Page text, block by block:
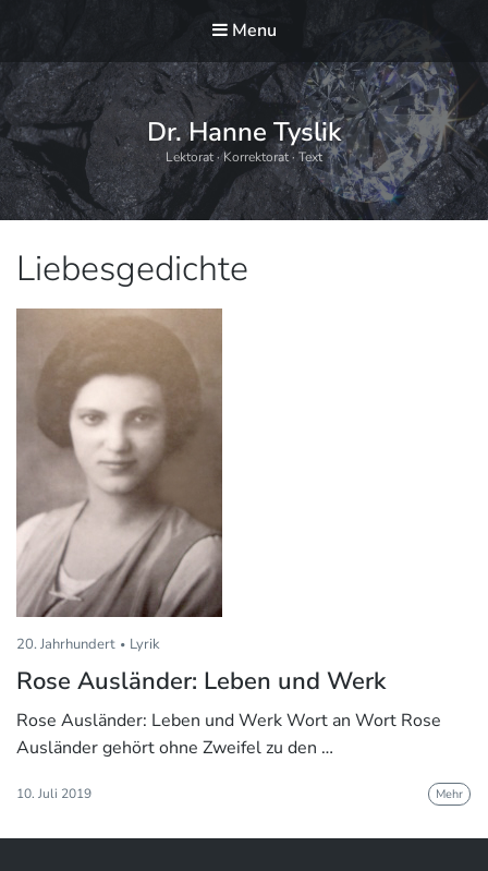
Menu
Dr. Hanne Tyslik
Lektorat · Korrektorat · Text
Schlagwort:
Liebesgedichte
20. Jahrhundert Lyrik
Rose Ausländer: Leben und Werk
Rose Ausländer: Leben und Werk Wort an Wort Rose
Ausländer gehört ohne Zweifel zu den …
10. Juli 2019 Mehr